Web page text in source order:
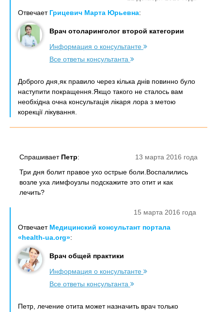
Отвечает Грицевич Марта Юрьевна:
Врач отоларинголог второй категории
Информация о консультанте
Все ответы консультанта
Доброго дня,як правило через кілька днів повинно було
наступити покращення.Якщо такого не сталось вам
необхідна очна консультація лікаря лора з метою
корекції лікування.
13 марта 2016 года
Спрашивает Петр:
Три дня болит правое ухо острые боли.Воспалились
возле уха лимфоузлы подскажите это отит и как
лечить?
15 марта 2016 года
Отвечает Медицинский консультант портала
«health-ua.org»:
Врач общей практики
Информация о консультанте
Все ответы консультанта
Петр, лечение отита может назначить врач только